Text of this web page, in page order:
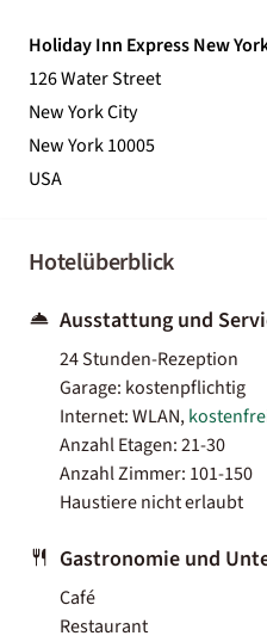
Holiday Inn Express New
126 Water Street
New York City
New York 10005
USA
Hotelüberblick
Ausstattung und
24 Stunden-Rezeption
Garage: kostenpflichtig
Internet: WLAN,
Anzahl Etagen: 21-30
Anzahl Zimmer: 101-150
Haustiere nicht erlaubt
Gastronomie und
Café
Restaurant